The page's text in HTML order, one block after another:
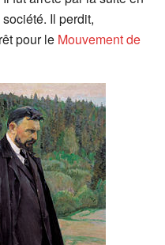
Il perdit,
pour le Mouvement de